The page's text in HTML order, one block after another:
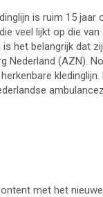
is ruim 15
veel lijkt op die
het belangrijk dat
Nederland (AZN).
met het